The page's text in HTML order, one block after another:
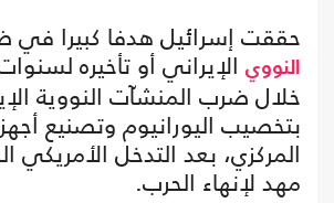
حققت إسرائيل هدفا كبيرا في
النووي الإيراني أو تأخيره
خلال ضرب المنشآت النووية
بتخصيب اليورانيوم وتصنيع
المركزي، بعد التدخل الأمريكي
مهد لإنهاء الحرب.